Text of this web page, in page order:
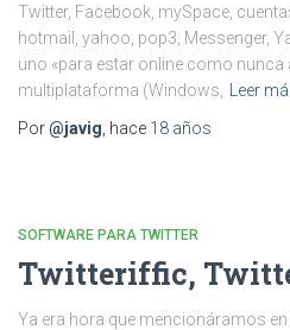
Twitter, Facebook, mySpace,
hotmail, yahoo, pop3, Messenger,
uno «para estar online como nunca
multiplataforma (Windows,
Leer
Por@javig , hace 18 años
SOFTWARE PARA TWITTER
Twitteriffic,
Ya era hora que mencionáramos